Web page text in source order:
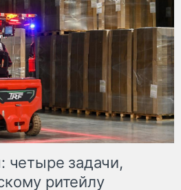
четыре задачи,
ритейлу